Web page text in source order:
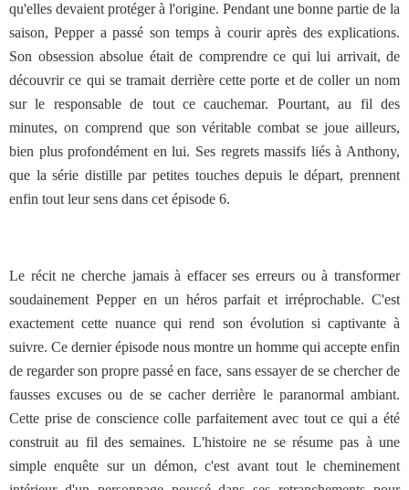
qu'elles devaient protéger à l'origine. Pendant une bonne partie de la
saison, Pepper a passé son temps à courir après des explications.
Son obsession absolue était de comprendre ce qui lui arrivait, de
découvrir ce qui se tramait derrière cette porte et de coller un nom
sur le responsable de tout ce cauchemar. Pourtant, au fil des
minutes, on comprend que son véritable combat se joue ailleurs,
bien plus profondément en lui. Ses regrets massifs liés à Anthony,
que la série distille par petites touches depuis le départ, prennent
enfin tout leur sens dans cet épisode 6.
Le récit ne cherche jamais à effacer ses erreurs ou à transformer
soudainement Pepper en un héros parfait et irréprochable. C'est
exactement cette nuance qui rend son évolution si captivante à
suivre. Ce dernier épisode nous montre un homme qui accepte enfin
de regarder son propre passé en face, sans essayer de se chercher de
fausses excuses ou de se cacher derrière le paranormal ambiant.
Cette prise de conscience colle parfaitement avec tout ce qui a été
construit au fil des semaines. L'histoire ne se résume pas à une
simple enquête sur un démon, c'est avant tout le cheminement